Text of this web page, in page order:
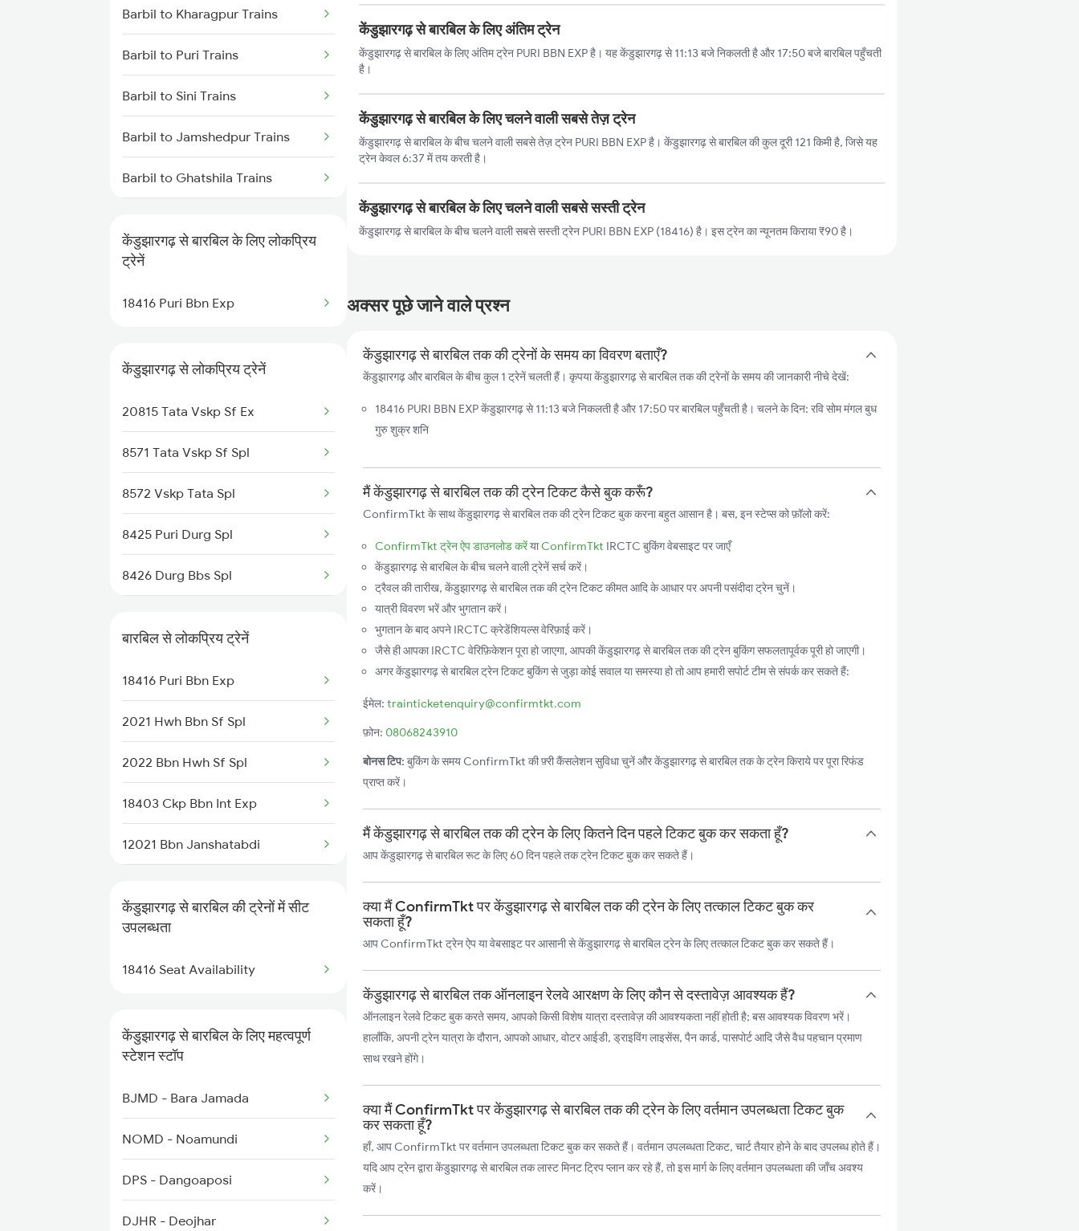
Trains
Kendujhargarh to Visakhapatnam
Trains
Kendujhargarh to Vizianagaram
Trains
Barbil to Kharagpur Trains
Barbil to Puri Trains
Barbil to Sini Trains
Barbil to Jamshedpur Trains
Barbil to Ghatshila Trains
Barbil to Chaibasa Trains
Barbil to Cuttack Trains
केंडुझारगढ़ से बारबिल के लिए लोकप्रिय
ट्रेनें
18416 Puri Bbn Exp
केंडुझारगढ़ से लोकप्रिय ट्रेनें
20815 Tata Vskp Sf Ex
8571 Tata Vskp Sf Spl
8572 Vskp Tata Spl
8425 Puri Durg Spl
8426 Durg Bbs Spl
18427 Puri Anvt Exp
18428 Anvt Puri Exp
20816 Vskp Tata Sf
बारबिल से लोकप्रिय ट्रेनें
18416 Puri Bbn Exp
2021 Hwh Bbn Sf Spl
2022 Bbn Hwh Sf Spl
18403 Ckp Bbn Int Exp
12021 Bbn Janshatabdi
18404 Bbn Ckp Int Exp
18415 Barbil Puri Exp
केंडुझारगढ़ से बारबिल की ट्रेनों में सीट
उपलब्धता
18416 Seat Availability
केंडुझारगढ़ से बारबिल के लिए महत्वपूर्ण
स्टेशन स्टॉप
BJMD - Bara Jamada
NOMD - Noamundi
DPS - Dangoaposi
DJHR - Deojhar
केंडुझारगढ़ से बारबिल के लिए अंतिम ट्रेन
केंडुझारगढ़ से बारबिल के लिए अंतिम ट्रेन PURI BBN EXP है। यह केंडुझारगढ़ से 11:13 बजे निकलती है और 17:50 बजे बारबिल पहुँचती
है।
केंडुझारगढ़ से बारबिल के लिए चलने वाली सबसे तेज़ ट्रेन
केंडुझारगढ़ से बारबिल के बीच चलने वाली सबसे तेज़ ट्रेन PURI BBN EXP है। केंडुझारगढ़ से बारबिल की कुल दूरी 121 किमी है, जिसे यह
ट्रेन केवल 6:37 में तय करती है।
केंडुझारगढ़ से बारबिल के लिए चलने वाली सबसे सस्ती ट्रेन
केंडुझारगढ़ से बारबिल के बीच चलने वाली सबसे सस्ती ट्रेन PURI BBN EXP (18416) है। इस ट्रेन का न्यूनतम किराया ₹90 है।
अक्सर पूछे जाने वाले प्रश्न
केंडुझारगढ़ से बारबिल तक की ट्रेनों के समय का विवरण बताएँ?
केंडुझारगढ़ और बारबिल के बीच कुल 1 ट्रेनें चलती हैं। कृपया केंडुझारगढ़ से बारबिल तक की ट्रेनों के समय की जानकारी नीचे देखें:
18416 PURI BBN EXP केंडुझारगढ़ से 11:13 बजे निकलती है और 17:50 पर बारबिल पहुँचती है। चलने के दिन: रवि सोम मंगल बुध
गुरु शुक्र शनि
मैं केंडुझारगढ़ से बारबिल तक की ट्रेन टिकट कैसे बुक करूँ?
ConfirmTkt के साथ केंडुझारगढ़ से बारबिल तक की ट्रेन टिकट बुक करना बहुत आसान है। बस, इन स्टेप्स को फ़ॉलो करें:
ConfirmTkt ट्रेन ऐप डाउनलोड करेंयाConfirmTkt IRCTC बुकिंग वेबसाइट पर जाएँ
केंडुझारगढ़ से बारबिल के बीच चलने वाली ट्रेनें सर्च करें।
ट्रैवल की तारीख, केंडुझारगढ़ से बारबिल तक की ट्रेन टिकट कीमत आदि के आधार पर अपनी पसंदीदा ट्रेन चुनें।
यात्री विवरण भरें और भुगतान करें।
भुगतान के बाद अपने IRCTC क्रेडेंशियल्स वेरिफ़ाई करें।
जैसे ही आपका IRCTC वेरिफ़िकेशन पूरा हो जाएगा, आपकी केंडुझारगढ़ से बारबिल तक की ट्रेन बुकिंग सफलतापूर्वक पूरी हो जाएगी।
अगर केंडुझारगढ़ से बारबिल ट्रेन टिकट बुकिंग से जुड़ा कोई सवाल या समस्या हो तो आप हमारी सपोर्ट टीम से संपर्क कर सकते हैं:
ईमेल: trainticketenquiry@confirmtkt.com
फ़ोन: 08068243910
बोनस टिप: बुकिंग के समय ConfirmTkt की फ़्री कैंसलेशन सुविधा चुनें और केंडुझारगढ़ से बारबिल तक के ट्रेन किराये पर पूरा रिफंड
प्राप्त करें।
मैं केंडुझारगढ़ से बारबिल तक की ट्रेन के लिए कितने दिन पहले टिकट बुक कर सकता हूँ?
आप केंडुझारगढ़ से बारबिल रूट के लिए 60 दिन पहले तक ट्रेन टिकट बुक कर सकते हैं।
क्या मैं ConfirmTkt पर केंडुझारगढ़ से बारबिल तक की ट्रेन के लिए तत्काल टिकट बुक कर
सकता हूँ?
आप ConfirmTkt ट्रेन ऐप या वेबसाइट पर आसानी से केंडुझारगढ़ से बारबिल ट्रेन के लिए तत्काल टिकट बुक कर सकते हैं।
केंडुझारगढ़ से बारबिल तक ऑनलाइन रेलवे आरक्षण के लिए कौन से दस्तावेज़ आवश्यक हैं?
ऑनलाइन रेलवे टिकट बुक करते समय, आपको किसी विशेष यात्रा दस्तावेज़ की आवश्यकता नहीं होती है; बस आवश्यक विवरण भरें।
हालाँकि, अपनी ट्रेन यात्रा के दौरान, आपको आधार, वोटर आईडी, ड्राइविंग लाइसेंस, पैन कार्ड, पासपोर्ट आदि जैसे वैध पहचान प्रमाण
साथ रखने होंगे।
क्या मैं ConfirmTkt पर केंडुझारगढ़ से बारबिल तक की ट्रेन के लिए वर्तमान उपलब्धता टिकट बुक
कर सकता हूँ?
हाँ, आप ConfirmTkt पर वर्तमान उपलब्धता टिकट बुक कर सकते हैं। वर्तमान उपलब्धता टिकट, चार्ट तैयार होने के बाद उपलब्ध होते हैं।
यदि आप ट्रेन द्वारा केंडुझारगढ़ से बारबिल तक लास्ट मिनट ट्रिप प्लान कर रहे हैं, तो इस मार्ग के लिए वर्तमान उपलब्धता की जाँच अवश्य
करें।